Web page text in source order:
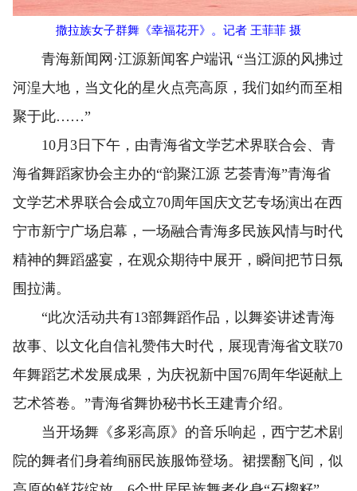
撒拉族女子群舞《幸福花开》。记者 王菲菲 摄
青海新闻网·江源新闻客户端讯 “当江源的风拂过
河湟大地，当文化的星火点亮高原，我们如约而至相
聚于此……”
10月3日下午，由青海省文学艺术界联合会、青
海省舞蹈家协会主办的“韵聚江源 艺荟青海”青海省
文学艺术界联合会成立70周年国庆文艺专场演出在西
宁市新宁广场启幕，一场融合青海多民族风情与时代
精神的舞蹈盛宴，在观众期待中展开，瞬间把节日氛
围拉满。
“此次活动共有13部舞蹈作品，以舞姿讲述青海
故事、以文化自信礼赞伟大时代，展现青海省文联70
年舞蹈艺术发展成果，为庆祝新中国76周年华诞献上
艺术答卷。”青海省舞协秘书长王建青介绍。
当开场舞《多彩高原》的音乐响起，西宁艺术剧
院的舞者们身着绚丽民族服饰登场。裙摆翻飞间，似